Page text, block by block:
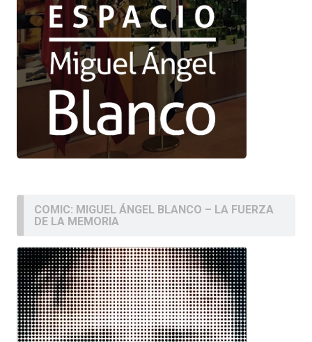
COMIC: MIGUEL ÁNGEL BLANCO – LA FUERZA
DE LA MEMORIA